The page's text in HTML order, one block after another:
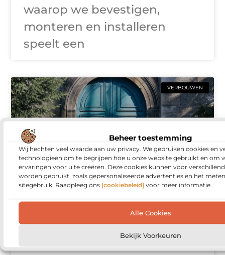
Beheer toestemming
Wij hechten veel waarde aan uw privacy. We gebruiken cookies en
technologieën om te begrijpen hoe u onze website gebruikt en om
ervaringen voor u te creëren. Deze cookies kunnen voor
worden gebruikt, zoals gepersonaliseerde advertenties en het
sitegebruik. Raadpleeg ons [cookiebeleid] voor meer informatie.
Alle Cookies
Bekijk Voorkeuren
waarop we bevestigen,
monteren en installeren
speelt een
VERBOUWEN
Ontgrendel je
gemoedsrust met
Slotenmaker DRS